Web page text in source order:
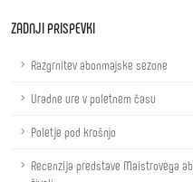
ZADNJI PRISPEVKI
Razgrnitev abonmajske sezone
Uradne ure v poletnem času
Poletje pod krošnjo
Recenzija predstave Maistrovega